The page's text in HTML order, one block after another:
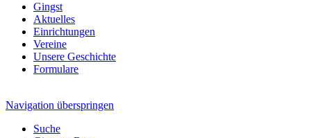
Gingst
Aktuelles
Einrichtungen
Vereine
Unsere Geschichte
Formulare
Navigation überspringen
Suche